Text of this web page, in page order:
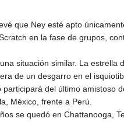
que Ney esté apto
en la fase de grupos,
situación similar. La estrella
de un desgarro en el
del último amistoso
México, frente a Perú.
se quedó en Chattanooga,